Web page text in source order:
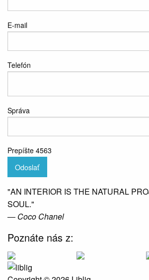
E-mail
Telefón
Správa
Prepíšte 4563
Odoslať
"AN INTERIOR IS THE NATURAL
SOUL."
― Coco Chanel
Poznáte nás z: